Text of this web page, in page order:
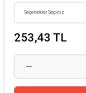
253,43 TL